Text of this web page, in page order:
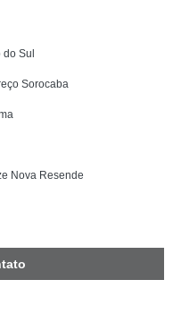
Sul
Sorocaba
Nova Resende